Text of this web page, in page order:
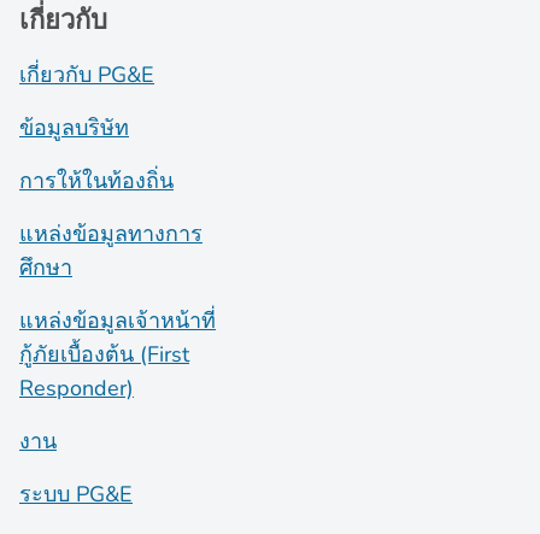
เกี่ยวกับ
เกี่ยวกับ PG&E
ข้อมูลบริษัท
การให้ในท้องถิ่น
แหล่งข้อมูลทางการ
ศึกษา
แหล่งข้อมูลเจ้าหน้าที่
กู้ภัยเบื้องต้น (First
Responder)
งาน
ระบบ PG&E